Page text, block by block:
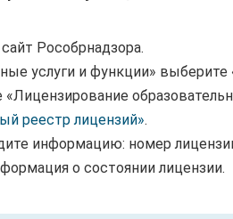
Рособрнадзора.
услуги и функции» выберите
реестр лицензий».
информацию: номер
о состоянии лицензии.